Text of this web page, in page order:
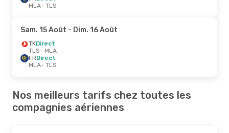
MLA- TLS
Sam. 15 Août - Dim. 16 Août
TKDirect
TLS- MLA
FRDirect
MLA- TLS
Nos meilleurs tarifs chez toutes les
compagnies aériennes